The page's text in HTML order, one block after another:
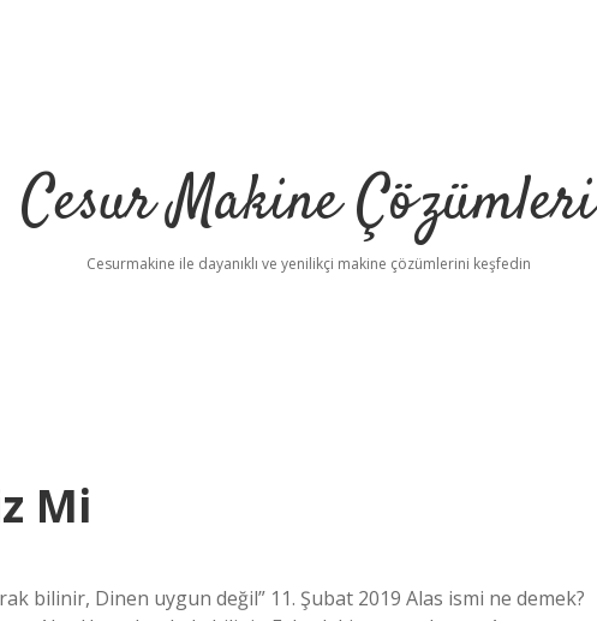
Cesur Makine Çözümleri
Cesurmakine ile dayanıklı ve yenilikçi makine çözümlerini keşfedin
Mi
bilinir, Dinen uygun değil” 11. Şubat 2019 Alas ismi ne demek?